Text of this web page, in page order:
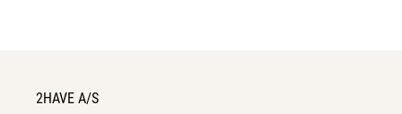
2HAVE A/S